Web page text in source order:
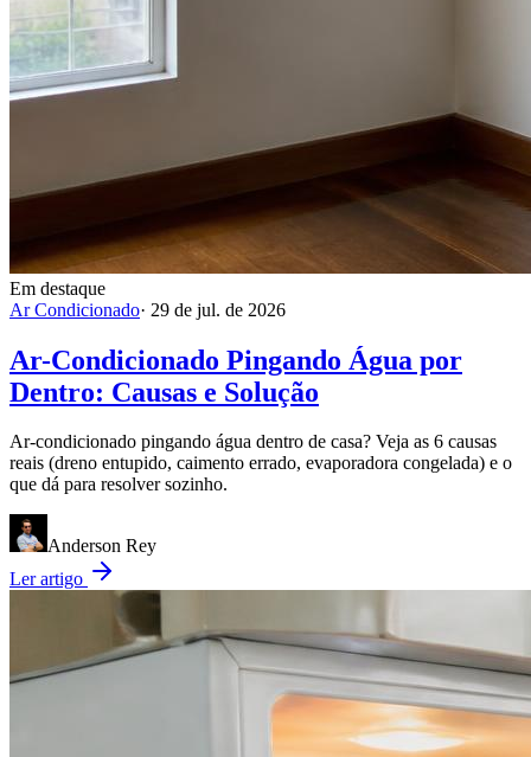
Em destaque
Ar Condicionado· 29 de jul. de 2026
Ar-Condicionado Pingando Água por
Dentro: Causas e Solução
Ar-condicionado pingando água dentro de casa? Veja as 6 causas
reais (dreno entupido, caimento errado, evaporadora congelada) e o
que dá para resolver sozinho.
Anderson Rey
Ler artigo